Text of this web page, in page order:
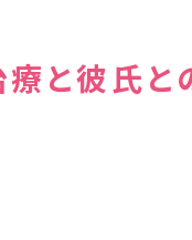
彼氏と